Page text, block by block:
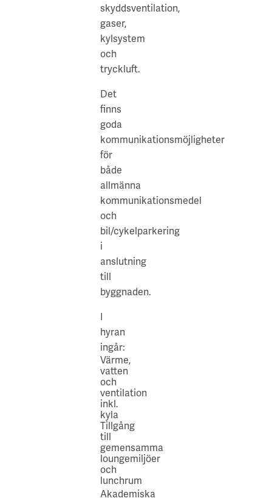
skyddsventilation,
gaser,
kylsystem
och
tryckluft.
Det
finns
goda
kommunikationsmöjligheter
för
både
allmänna
kommunikationsmedel
och
bil/cykelparkering
i
anslutning
till
byggnaden.
I
hyran
ingår:
Värme,
vatten
och
ventilation
inkl.
kyla
Tillgång
till
gemensamma
loungemiljöer
och
lunchrum
Akademiska